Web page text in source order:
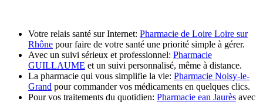
Votre relais santé sur Internet: Pharmacie de Loire Loire sur
Rhône pour faire de votre santé une priorité simple à gérer.
Avec un suivi sérieux et professionnel: Pharmacie
GUILLAUME et un suivi personnalisé, même à distance.
La pharmacie qui vous simplifie la vie: Pharmacie Noisy-le-
Grand pour commander vos médicaments en quelques clics.
Pour vos traitements du quotidien: Pharmacie ean Jaurès avec